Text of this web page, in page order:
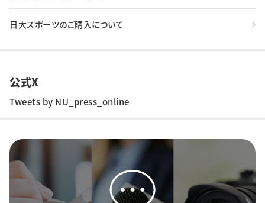
日大スポーツのご購入について
公式X
Tweets by NU_press_online